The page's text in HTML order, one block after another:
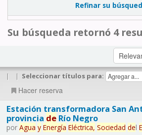
Refinar su
Su búsqueda retornó 4
| | Seleccionar títulos para:
Hacer reserva
Estación transformadora San
provincia deRío Negro
por Agua y Energía Eléctrica, Sociedad del